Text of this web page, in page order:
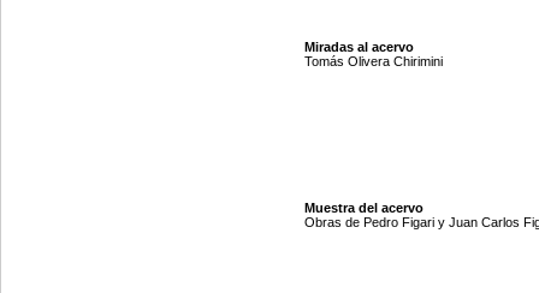
Miradas al acervo
Tomás Olivera Chirimini
Muestra del acervo
Obras de Pedro Figari y Juan Carlos